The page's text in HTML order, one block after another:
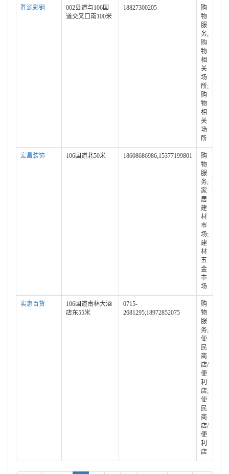
胜源彩钢
002县道与106国
道交叉口南100米
18827300205
购
物
服
务;
购
物
相
关
场
所;
购
物
相
关
场
所
宏昌装饰 106国道北50米 18608686986;15377199801
购
物
服
务;
家
居
建
材
市
场;
建
材
五
金
市
场
实惠百货
106国道南林大酒
店东55米
0715-
2681295;18972852075
购
物
服
务;
便
民
商
店/
便
利
店;
便
民
商
店/
便
利
店